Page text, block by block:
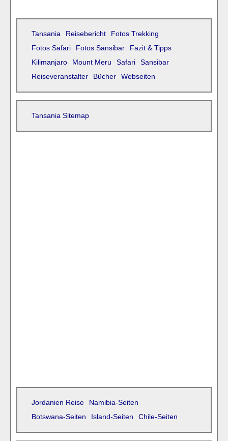
Tansania Reisebericht
Fotos Trekking
Fotos Safari
Fotos Sansibar
Fazit & Tipps
Kilimanjaro
Mount Meru Safari
Sansibar
Reiseveranstalter
Bücher Webseiten
Tansania Sitemap
Jordanien Reise
Namibia-Seiten
Botswana-Seiten
Island-Seiten Chile-Seiten